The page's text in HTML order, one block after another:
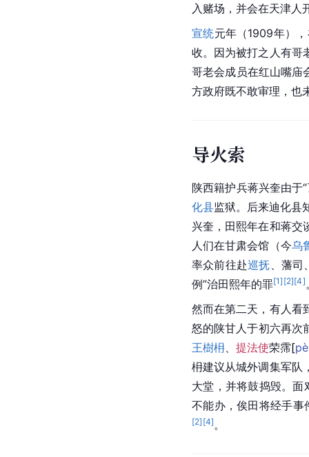
入赌场，并会在天津人
宣统元年（1909年）
收。因为被打之人有哥
哥老会成员在红山嘴庙
方政府既不敢审理，也
导火索
陕西籍护兵蒋兴奎由于
化县监狱。后来迪化县
兴奎，田熙年在和蒋交
人们在甘肃会馆（今乌
率众前往赴巡抚 、藩司
例”治田熙年的罪[1] [2][4]
然而在第二天，有人看
怒的陕甘人于初六再次
王樹枏 、提法使荣霈[
枏建议从城外调集军队
大堂，并将鼓捣毁。面
不能办，俟田将经手事
[2] [4] 。